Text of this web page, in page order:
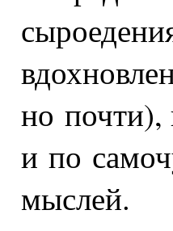
но почти),
и по
мыслей.